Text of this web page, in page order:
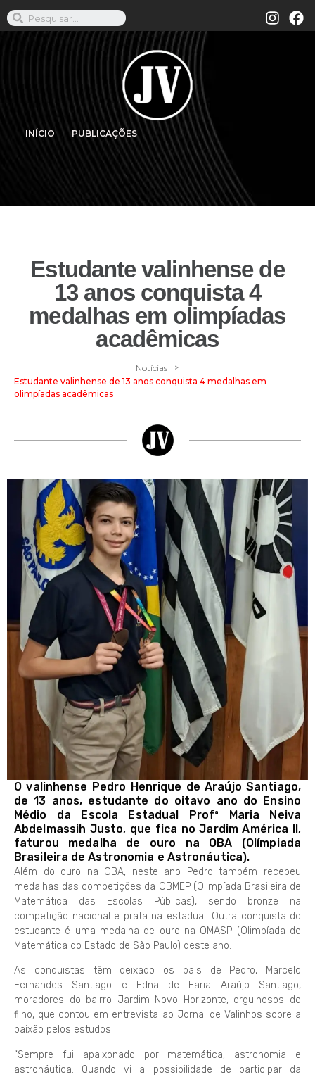
INÍCIO PUBLICAÇÕES
Estudante valinhense de
13 anos conquista 4
medalhas em olimpíadas
acadêmicas
Notícias >
Estudante valinhense de 13 anos conquista 4 medalhas em
olimpíadas acadêmicas
O valinhense Pedro Henrique de Araújo Santiago,
de 13 anos, estudante do oitavo ano do Ensino
Médio da Escola Estadual Profª Maria Neiva
Abdelmassih Justo, que fica no Jardim América II,
faturou medalha de ouro na OBA (Olímpiada
Brasileira de Astronomia e Astronáutica).
Além do ouro na OBA, neste ano Pedro também recebeu
medalhas das competições da OBMEP (Olimpíada Brasileira de
Matemática das Escolas Públicas), sendo bronze na
competição nacional e prata na estadual. Outra conquista do
estudante é uma medalha de ouro na OMASP (Olimpíada de
Matemática do Estado de São Paulo) deste ano.
As conquistas têm deixado os pais de Pedro, Marcelo
Fernandes Santiago e Edna de Faria Araújo Santiago,
moradores do bairro Jardim Novo Horizonte, orgulhosos do
filho, que contou em entrevista ao Jornal de Valinhos sobre a
paixão pelos estudos.
“Sempre fui apaixonado por matemática, astronomia e
astronáutica. Quando vi a possibilidade de participar da